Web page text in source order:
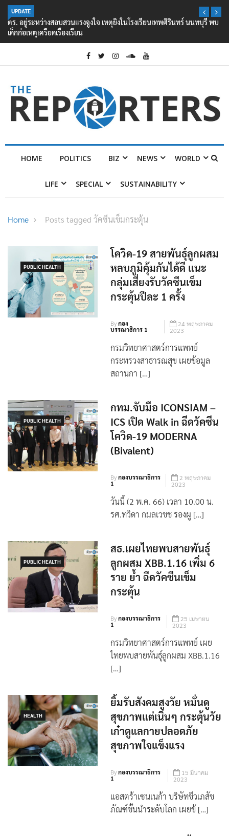
UPDATE
ตร. อยู่ระหว่างสอบสวนแรงจูงใจ เหตุยิงในโรงเรียนเทพศิรินทร์ นนทบุรี พบ
เด็กก่อเหตุเครียดเรื่องเรียน
HOME POLITICS BIZ NEWS WORLD
LIFE SPECIAL SUSTAINABILITY
Home Posts tagged วัคซีนเข็มกระตุ้น
PUBLIC HEALTH
โควิด-19 สายพันธุ์ลูกผสม
หลบภูมิคุ้มกันได้ดี แนะ
กลุ่มเสี่ยงรับวัคซีนเข็ม
กระตุ้นปีละ 1 ครั้ง
Byกอง
บรรณาธิการ 1
24 พฤษภาคม
2023
กรมวิทยาศาสตร์การแพทย์
กระทรวงสาธารณสุข เผยข้อมูล
สถานกา […]
PUBLIC HEALTH
กทม.จับมือ ICONSIAM –
ICS เปิด Walk in ฉีดวัคซีน
โควิด-19 MODERNA
(Bivalent)
Byกองบรรณาธิการ
1
2 พฤษภาคม
2023
วันนี้ (2 พ.ค. 66) เวลา 10.00 น.
รศ.ทวิดา กมลเวชช รองผู […]
PUBLIC HEALTH
สธ.เผยไทยพบสายพันธุ์
ลูกผสม XBB.1.16 เพิ่ม 6
ราย ย้ำ ฉีดวัคซีนเข็ม
กระตุ้น
Byกองบรรณาธิการ
1
25 เมษายน
2023
กรมวิทยาศาสตร์การแพทย์ เผย
ไทยพบสายพันธุ์ลูกผสม XBB.1.16
[…]
HEALTH
ยิ้มรับสังคมสูงวัย หมั่นดู
สุขภาพแต่เนิ่นๆ กระตุ้นวัย
เก๋าดูแลกายปลอดภัย
สุขภาพใจแข็งแรง
Byกองบรรณาธิการ
1
15 มีนาคม
2023
แอสตร้าเซนเนก้า บริษัทชีวเภสัช
ภัณฑ์ชั้นนำระดับโลก เผยข้ […]